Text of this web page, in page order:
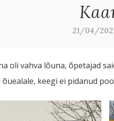
21/04/
oli vahva lõuna, õpetajad
keegi ei pidanud